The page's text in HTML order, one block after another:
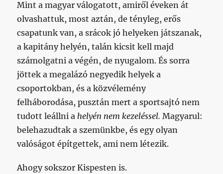
Mint a magyar válogatott, amiről éveken át
olvashattuk, most aztán, de tényleg, erős
csapatunk van, a srácok jó helyeken játszanak,
a kapitány helyén, talán kicsit kell majd
számolgatni a végén, de nyugalom. És sorra
jöttek a megalázó negyedik helyek a
csoportokban, és a közvélemény
felháborodása, pusztán mert a sportsajtó nem
tudott leállni a helyén nem kezeléssel. Magyarul:
belehazudtak a szemünkbe, és egy olyan
valóságot építgettek, ami nem létezik.
Ahogy sokszor Kispesten is.